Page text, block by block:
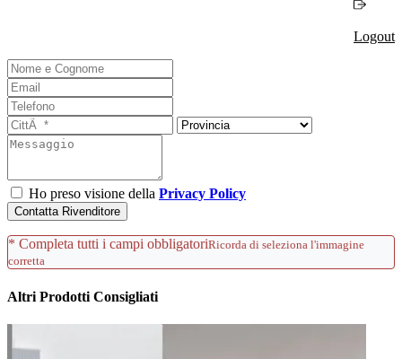
Logout
Ho preso visione della Privacy Policy
Contatta Rivenditore
* Completa tutti i campi obbligatoriRicorda di seleziona l'immagine
corretta
Altri Prodotti Consigliati